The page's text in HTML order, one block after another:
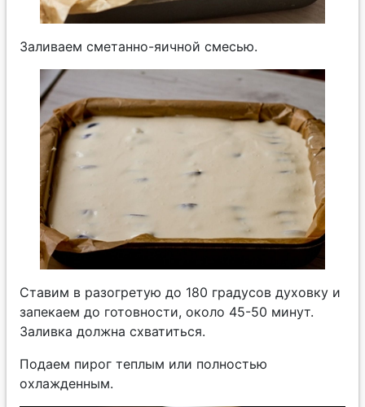
Заливаем сметанно-яичной смесью.
Ставим в разогретую до 180 градусов духовку и
запекаем до готовности, около 45-50 минут.
Заливка должна схватиться.
Подаем пирог теплым или полностью
охлажденным.